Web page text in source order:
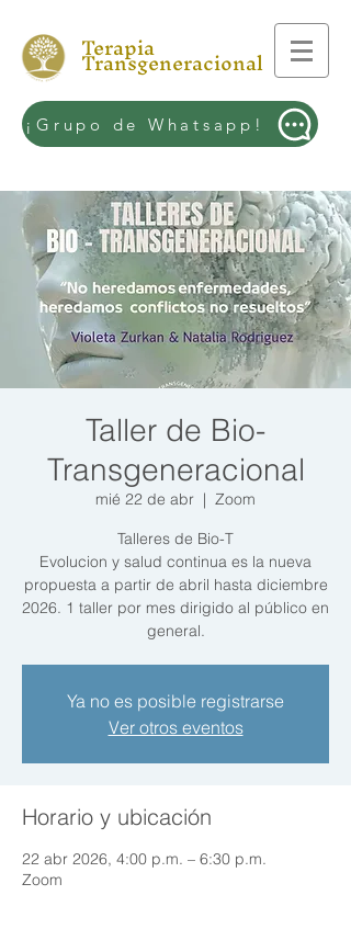
Terapia
Transgeneracional
¡Grupo de Whatsapp!
Taller de Bio-
Transgeneracional
mié 22 de abr
  |
Zoom
Talleres de Bio-T
Evolucion y salud continua es la nueva
propuesta a partir de abril hasta diciembre
2026. 1 taller por mes dirigido al público en
general.
Ya no es posible registrarse
Ver otros eventos
Horario y ubicación
22 abr 2026, 4:00 p.m. – 6:30 p.m.
Zoom